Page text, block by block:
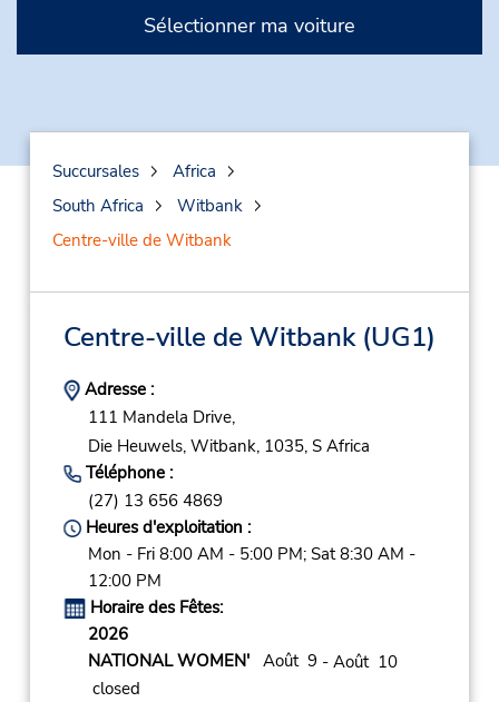
Sélectionner ma voiture
Succursales
Africa
South Africa
Witbank
Centre-ville de Witbank
Centre-ville de Witbank(UG1)
Adresse :
111 Mandela Drive,
Die Heuwels, Witbank, 1035, S Africa
Téléphone :
(27) 13 656 4869
Heures d'exploitation :
Mon - Fri 8:00 AM - 5:00 PM; Sat 8:30 AM -
12:00 PM
Horaire des Fêtes:
2026
NATIONAL WOMEN'Août 9 - Août 10
closed